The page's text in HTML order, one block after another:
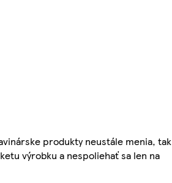
produkty neustále menia, tak
výrobku a nespoliehať sa len na